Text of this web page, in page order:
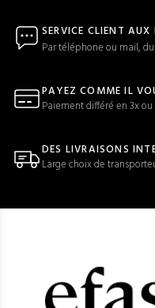
SERVICE CLIENT
Par téléphone ou mail,
PAYEZ COMME IL
Paiement différé en 3x
DES LIVRAISONS
Large choix de